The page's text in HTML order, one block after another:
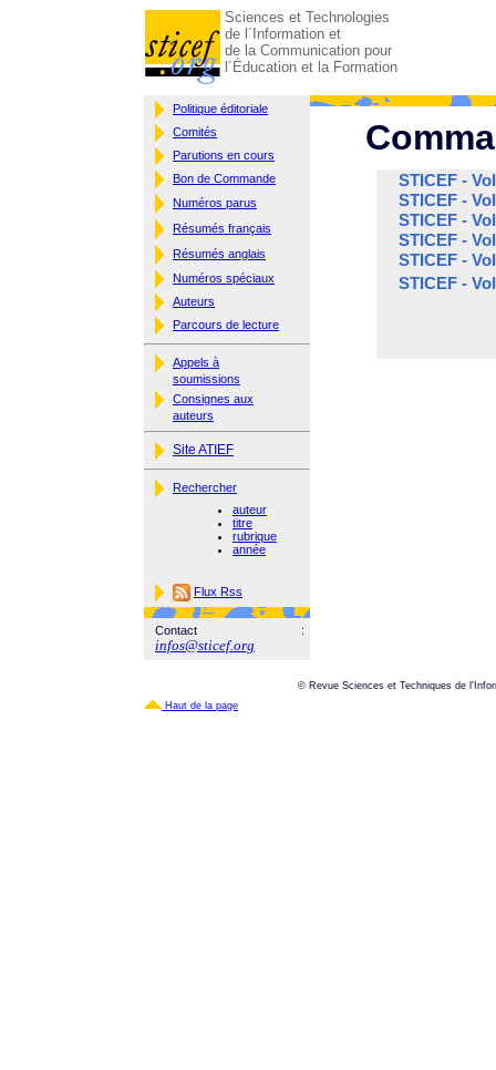
Sciences et Technologies
de l´Information et
de la Communication pour
l´Éducation et la Formation
Politique éditoriale
Comités
Parutions en cours
Bon de Commande
Numéros parus
Résumés français
Résumés anglais
Numéros spéciaux
Auteurs
Parcours de lecture
Appels à
soumissions
Consignes aux
auteurs
Site ATIEF
Rechercher
auteur
titre
rubrique
année
Flux Rss
Contact :
infos@sticef.org
STICEF -
STICEF -
STICEF -
STICEF -
STICEF -
STICEF -
© Revue Sciences et Techniques de
Haut de la page